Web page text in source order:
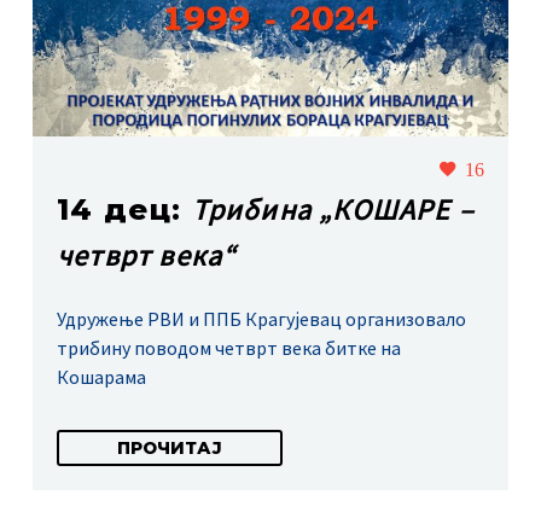
16
14 дец: Трибина „КОШАРЕ –
четврт века“
Удружење РВИ и ППБ Крагујевац организовало
трибину поводом четврт века битке на
Кошарама
ПРОЧИТАЈ